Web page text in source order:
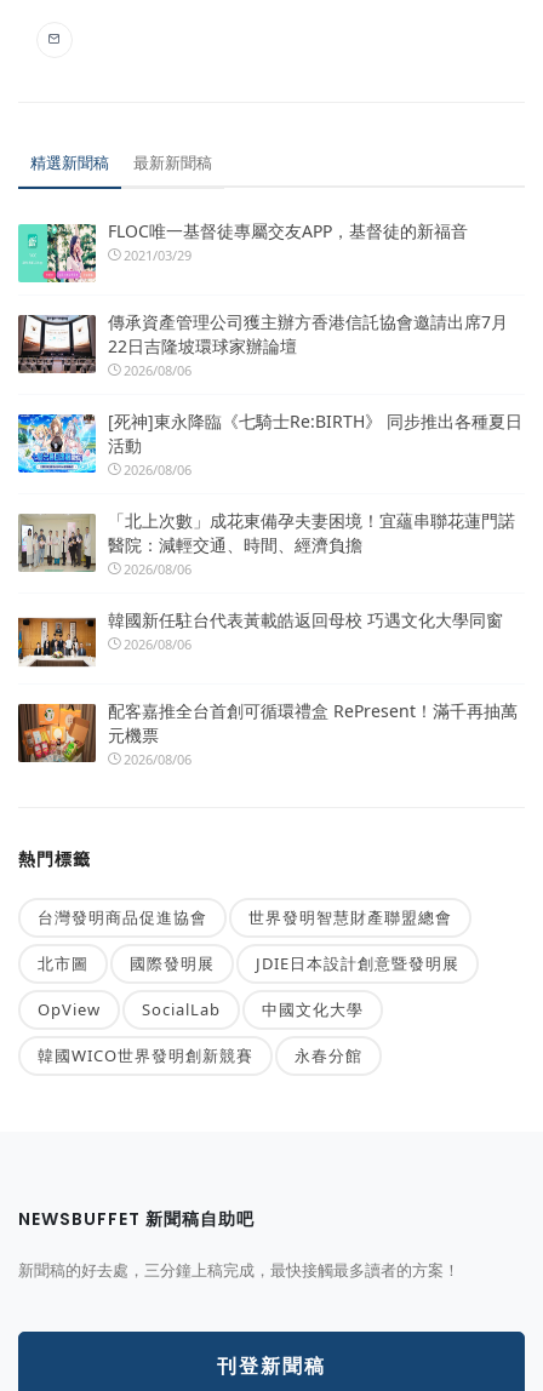
精選新聞稿 最新新聞稿
FLOC唯一基督徒專屬交友APP，基督徒的新福音
2021/03/29
傳承資產管理公司獲主辦方香港信託協會邀請出席7月
22日吉隆坡環球家辦論壇
2026/08/06
[死神]東永降臨《七騎士Re:BIRTH》 同步推出各種夏日
活動
2026/08/06
「北上次數」成花東備孕夫妻困境！宜蘊串聯花蓮門諾
醫院：減輕交通、時間、經濟負擔
2026/08/06
韓國新任駐台代表黃載皓返回母校 巧遇文化大學同窗
2026/08/06
配客嘉推全台首創可循環禮盒 RePresent！滿千再抽萬
元機票
2026/08/06
熱門標籤
台灣發明商品促進協會 世界發明智慧財產聯盟總會
北市圖 國際發明展 JDIE日本設計創意暨發明展
OpView SocialLab 中國文化大學
韓國WICO世界發明創新競賽 永春分館
NEWSBUFFET 新聞稿自助吧
新聞稿的好去處，三分鐘上稿完成，最快接觸最多讀者的方案！
刊登新聞稿